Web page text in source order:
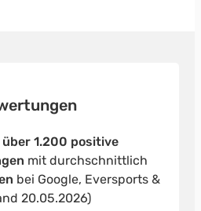
über 1.200 positive
mit durchschnittlich
bei Google, Eversports &
20.05.2026)